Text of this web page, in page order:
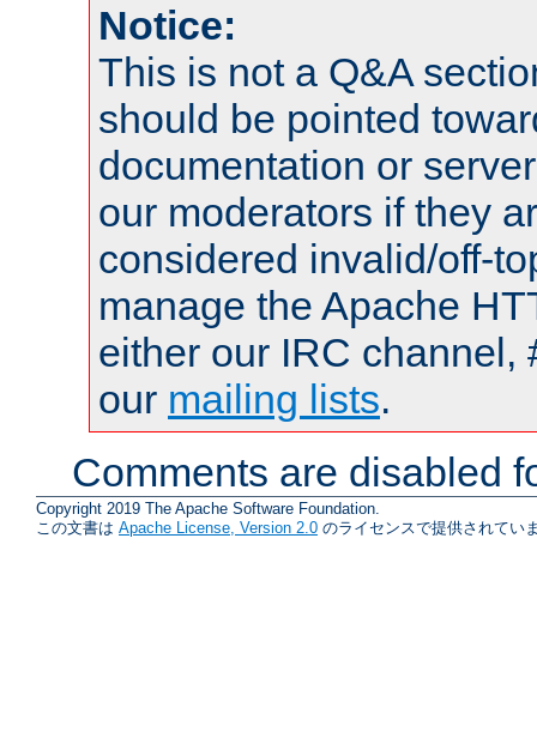
Notice:
This is not a Q&A
should be pointed
documentation or
our moderators if they
considered invalid/off-
manage the Apache
either our IRC channel,
our mailing lists.
Comments are disabled
Copyright 2019 The Apache Software Foundation.
この文書は Apache License, Version 2.0 のライセンスで提供されてい